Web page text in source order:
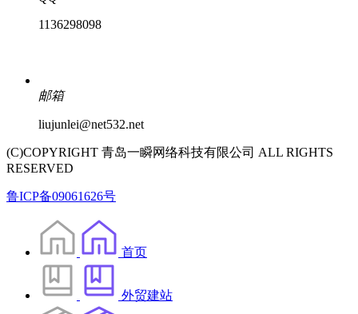
1136298098
邮箱
liujunlei@net532.net
(C)COPYRIGHT 青岛一瞬网络科技有限公司 ALL RIGHTS
RESERVED
鲁ICP备09061626号
首页
外贸建站